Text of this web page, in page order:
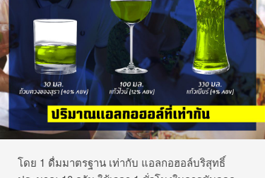
โดย 1 ดื่มมาตรฐาน เท่ากับ แอลกอฮอล์บริสุทธิ์